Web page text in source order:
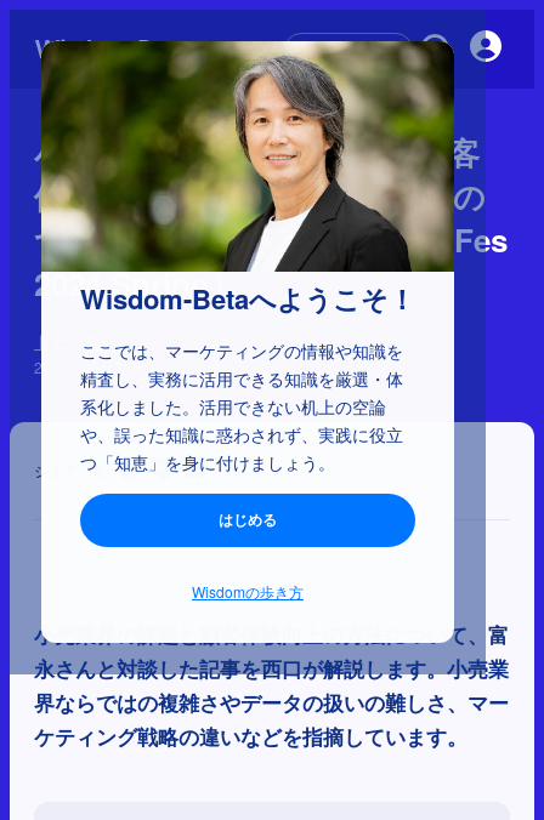
Wisdom-Betaへようこそ！
ここでは、マーケティングの情報や知識を
精査し、実務に活用できる知識を厳選・体
系化しました。活用できない机上の空論
や、誤った知識に惑わされず、実践に役立
つ「知恵」を身に付けましょう。
はじめる
Wisdomの歩き方
初めての方へ
小売企業の本当の課題と、顧客
体験の向上につながる売り場の
つくり方（Marketing Native Fes
2024 Spring）
トピック
2024年10月21日
シェア
小売業界の課題と顧客体験向上の方法について、富
永さんと対談した記事を西口が解説します。小売業
界ならではの複雑さやデータの扱いの難しさ、マー
ケティング戦略の違いなどを指摘しています。